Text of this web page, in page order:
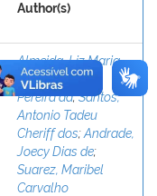
Author(s)
Almeida, Liz Maria
de;Silva, Rildo
Pereira da;Santos,
Antonio Tadeu
Cheriff dos;Andrade,
Joecy Dias de;
Suarez, Maribel
Carvalho